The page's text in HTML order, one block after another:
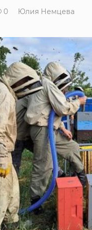
0 Юлия Немцева